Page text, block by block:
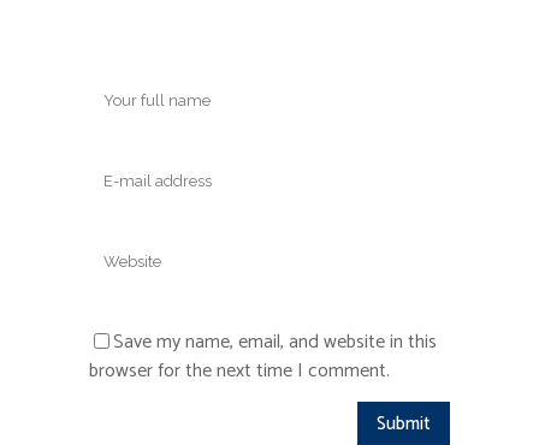
Save my name, email, and website in this
browser for the next time I comment.